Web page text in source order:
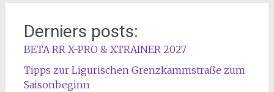
Derniers posts:
BETA RR X-PRO & XTRAINER 2027
Tipps zur Ligurischen Grenzkammstraße zum
Saisonbeginn